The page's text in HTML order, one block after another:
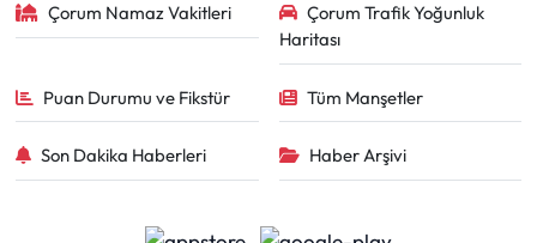
Çorum Namaz Vakitleri
Çorum Trafik Yoğunluk
Haritası
Puan Durumu ve Fikstür Tüm Manşetler
Son Dakika Haberleri Haber Arşivi